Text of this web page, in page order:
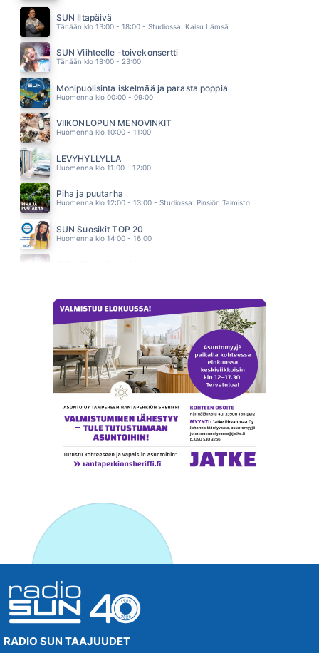
ELLIMEI & KAUKUA
03.34
SANI
03.31
IDA PAUL & KALLE LINDROTH
03.28
SUN Iltapäivä
Tänään klo 13:00 - 18:00 - Studiossa: Kaisu Lämsä
SUN Viihteelle -toivekonsertti
Tänään klo 18:00 - 23:00
Monipuolisinta iskelmää ja parasta poppia
Huomenna klo 00:00 - 09:00
VIIKONLOPUN MENOVINKIT
Huomenna klo 10:00 - 11:00
LEVYHYLLYLLÄ
Huomenna klo 11:00 - 12:00
Piha ja puutarha
Huomenna klo 12:00 - 13:00 - Studiossa: Pinsiön Taimisto
SUN Suosikit TOP 20
Huomenna klo 14:00 - 16:00
RADIO SUN TAAJUUDET